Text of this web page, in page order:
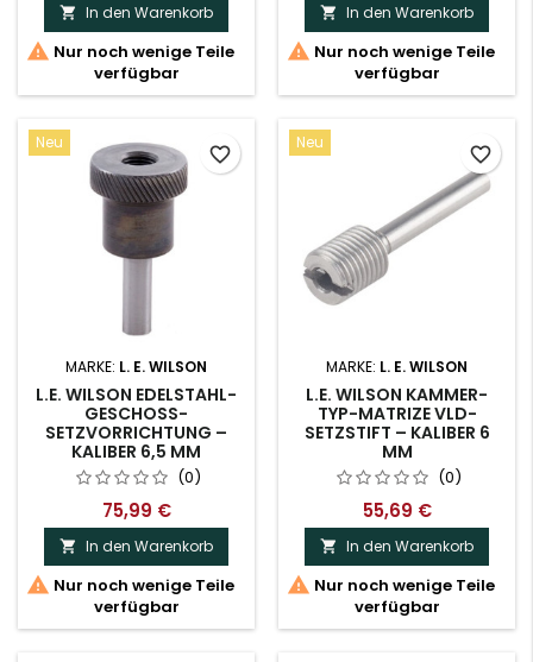
 In den Warenkorb
 Nur noch wenige Teile
verfügbar
 In den Warenkorb
 Nur noch wenige Teile
verfügbar
Neu
MARKE: L. E. WILSON
L.E. WILSON EDELSTAHL-
GESCHOSS-
SETZVORRICHTUNG –
KALIBER 6,5 MM
(0)
75,99 €
 In den Warenkorb
 Nur noch wenige Teile
verfügbar
favorite_border
Neu
MARKE: L. E. WILSON
L.E. WILSON KAMMER-
TYP-MATRIZE VLD-
SETZSTIFT – KALIBER 6
MM
(0)
55,69 €
 In den Warenkorb
 Nur noch wenige Teile
verfügbar
favorite_border